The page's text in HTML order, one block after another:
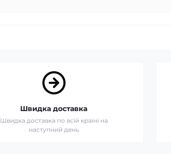
Швидка доставка
Швидка доставка по всій країні на
наступний день